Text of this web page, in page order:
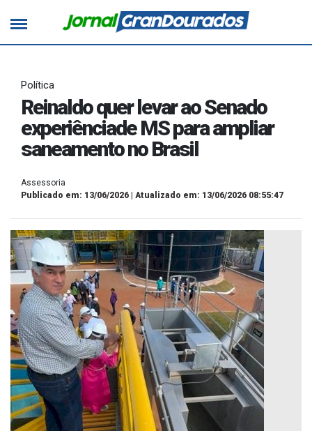
Política
Reinaldo quer levar ao Senado
experiênciade MS para ampliar
saneamento no Brasil
Assessoria
Publicado em: 13/06/2026 | Atualizado em: 13/06/2026 08:55:47